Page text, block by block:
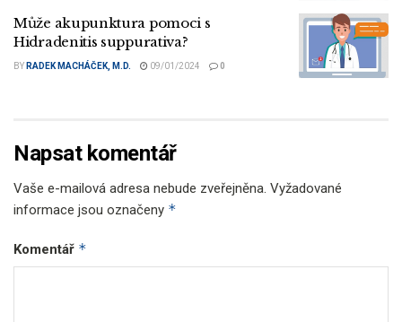
Může akupunktura pomoci s
Hidradenitis suppurativa?
BY RADEK MACHÁČEK, M.D. 09/01/2024 0
Napsat komentář
Vaše e-mailová adresa nebude zveřejněna. Vyžadované
informace jsou označeny *
Komentář *